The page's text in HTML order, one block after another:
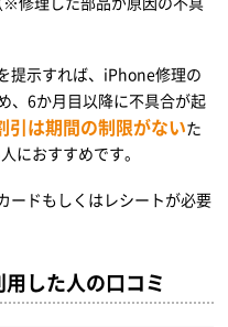
提示すれば、iPhone修理の
、6か月目以降に不具合が起
引は期間の制限がないた
におすすめです。
ードもしくはレシートが必要
した人の口コミ